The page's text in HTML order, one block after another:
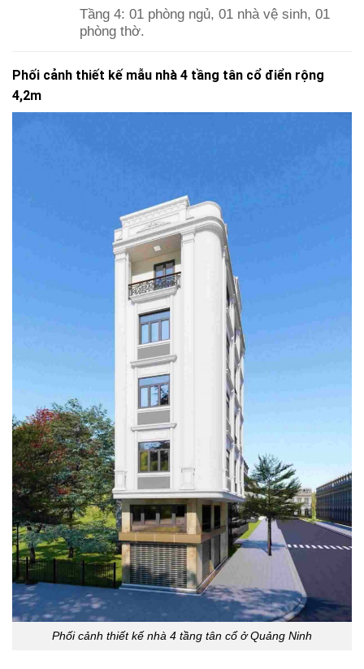
Tầng 4: 01 phòng ngủ, 01 nhà vệ sinh, 01
phòng thờ.
Phối cảnh thiết kế mẫu nhà 4 tầng tân cổ điển rộng
4,2m
Phối cảnh thiết kế nhà 4 tầng tân cổ ở Quảng Ninh